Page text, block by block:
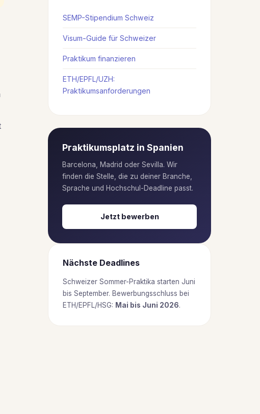
SEMP-Stipendium Schweiz
Visum-Guide für Schweizer
Praktikum finanzieren
ETH/EPFL/UZH:
Praktikumsanforderungen
Praktikumsplatz in Spanien
Barcelona, Madrid oder Sevilla. Wir
finden die Stelle, die zu deiner Branche,
Sprache und Hochschul-Deadline passt.
Jetzt bewerben
Nächste Deadlines
Schweizer Sommer-Praktika starten Juni
bis September. Bewerbungsschluss bei
ETH/EPFL/HSG: Mai bis Juni 2026.